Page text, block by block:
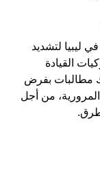
ليبيا لتشديد
القيادة
مطالبات بفرض
من أجل